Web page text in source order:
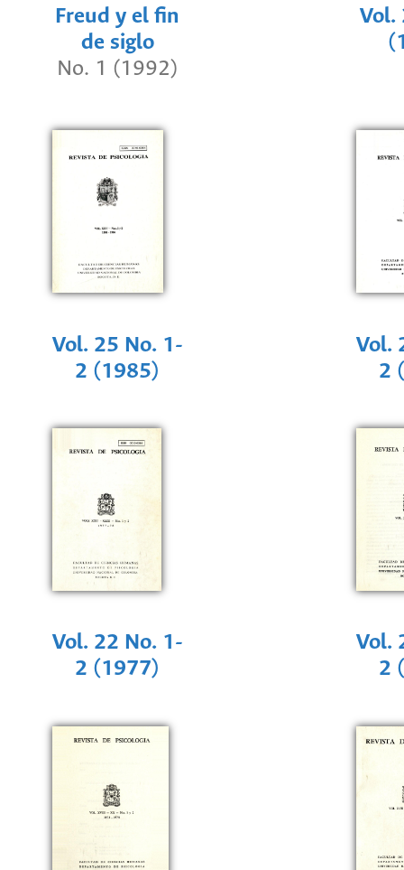
Freud y el fin
de siglo
No. 1 (1992)
Vol.
Vol. 25 No. 1-
2 (1985)
Vol.
2
Vol. 22 No. 1-
2 (1977)
Vol.
2